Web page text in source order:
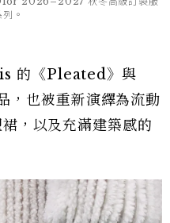
列。
的《Pleated》與
也被重新演繹為流動
，以及充滿建築感的